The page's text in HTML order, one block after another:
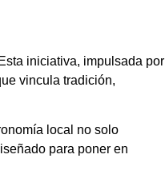
iniciativa, impulsada por
vincula tradición,
local no solo
para poner en